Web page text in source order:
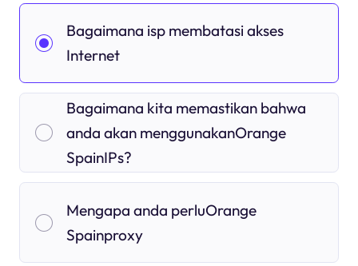
Bagaimana isp membatasi akses
Internet
Bagaimana kita memastikan bahwa
anda akan menggunakanOrange
SpainIPs?
Mengapa anda perluOrange
Spainproxy